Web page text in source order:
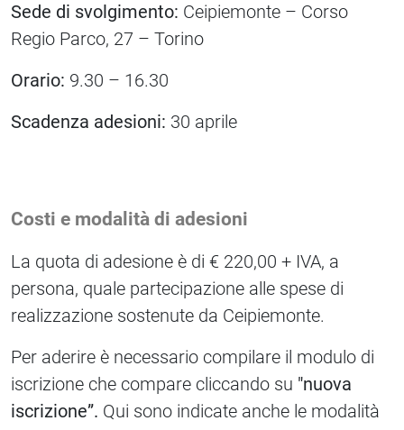
Sede di svolgimento: Ceipiemonte – Corso
Regio Parco, 27 – Torino
Orario: 9.30 – 16.30
Scadenza adesioni: 30 aprile
Costi e modalità di adesioni
La quota di adesione è di € 220,00 + IVA, a
persona, quale partecipazione alle spese di
realizzazione sostenute da Ceipiemonte.
Per aderire è necessario compilare il modulo di
iscrizione che compare cliccando su "nuova
iscrizione”. Qui sono indicate anche le modalità